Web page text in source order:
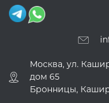
Москва, ул.
дом 65
Бронницы,